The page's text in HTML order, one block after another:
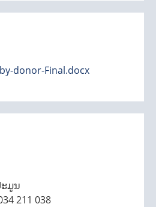
donor-Final.docx
ມູນ
211 038